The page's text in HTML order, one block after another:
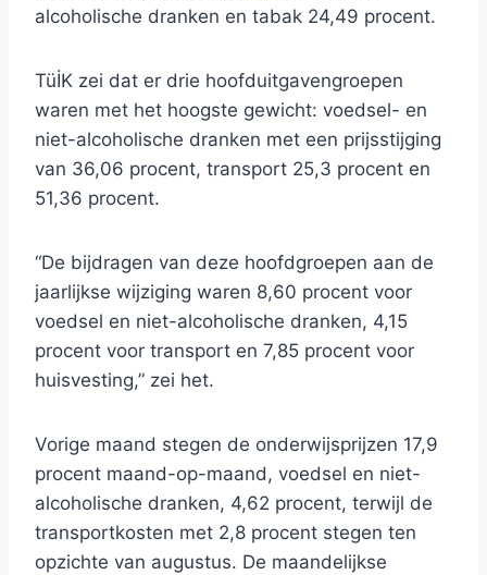
alcoholische dranken en tabak 24,49 procent.
TüİK zei dat er drie hoofduitgavengroepen
waren met het hoogste gewicht: voedsel- en
niet-alcoholische dranken met een prijsstijging
van 36,06 procent, transport 25,3 procent en
51,36 procent.
“De bijdragen van deze hoofdgroepen aan de
jaarlijkse wijziging waren 8,60 procent voor
voedsel en niet-alcoholische dranken, 4,15
procent voor transport en 7,85 procent voor
huisvesting,” zei het.
Vorige maand stegen de onderwijsprijzen 17,9
procent maand-op-maand, voedsel en niet-
alcoholische dranken, 4,62 procent, terwijl de
transportkosten met 2,8 procent stegen ten
opzichte van augustus. De maandelijkse